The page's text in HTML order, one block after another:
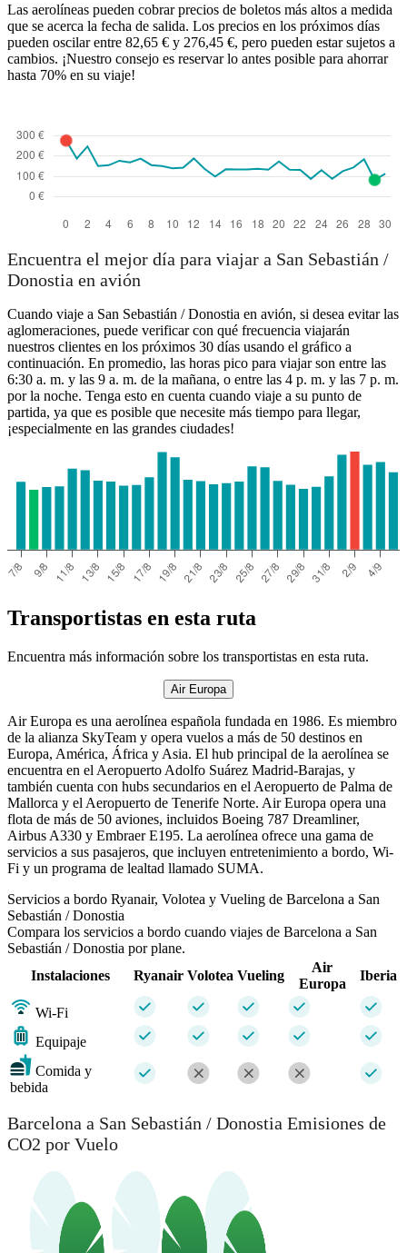
Las aerolíneas pueden cobrar precios de boletos más altos a medida
que se acerca la fecha de salida. Los precios en los próximos días
pueden oscilar entre 82,65 € y 276,45 €, pero pueden estar sujetos a
cambios. ¡Nuestro consejo es reservar lo antes posible para ahorrar
hasta 70% en su viaje!
Encuentra el mejor día para viajar a San Sebastián /
Donostia en avión
Cuando viaje a San Sebastián / Donostia en avión, si desea evitar las
aglomeraciones, puede verificar con qué frecuencia viajarán
nuestros clientes en los próximos 30 días usando el gráfico a
continuación. En promedio, las horas pico para viajar son entre las
6:30 a. m. y las 9 a. m. de la mañana, o entre las 4 p. m. y las 7 p. m.
por la noche. Tenga esto en cuenta cuando viaje a su punto de
partida, ya que es posible que necesite más tiempo para llegar,
¡especialmente en las grandes ciudades!
Transportistas en esta ruta
Encuentra más información sobre los transportistas en esta ruta.
Air Europa
Air Europa es una aerolínea española fundada en 1986. Es miembro
de la alianza SkyTeam y opera vuelos a más de 50 destinos en
Europa, América, África y Asia. El hub principal de la aerolínea se
encuentra en el Aeropuerto Adolfo Suárez Madrid-Barajas, y
también cuenta con hubs secundarios en el Aeropuerto de Palma de
Mallorca y el Aeropuerto de Tenerife Norte. Air Europa opera una
flota de más de 50 aviones, incluidos Boeing 787 Dreamliner,
Airbus A330 y Embraer E195. La aerolínea ofrece una gama de
servicios a sus pasajeros, que incluyen entretenimiento a bordo, Wi-
Fi y un programa de lealtad llamado SUMA.
Servicios a bordo Ryanair, Volotea y Vueling de Barcelona a San
Sebastián / Donostia
Compara los servicios a bordo cuando viajes de Barcelona a San
Sebastián / Donostia por plane.
Instalaciones
Ryanair Volotea Vueling
Air
Europa
Iberia
Wi-Fi
Equipaje
Comida y
bebida
Barcelona a San Sebastián / Donostia Emisiones de
CO2 por Vuelo